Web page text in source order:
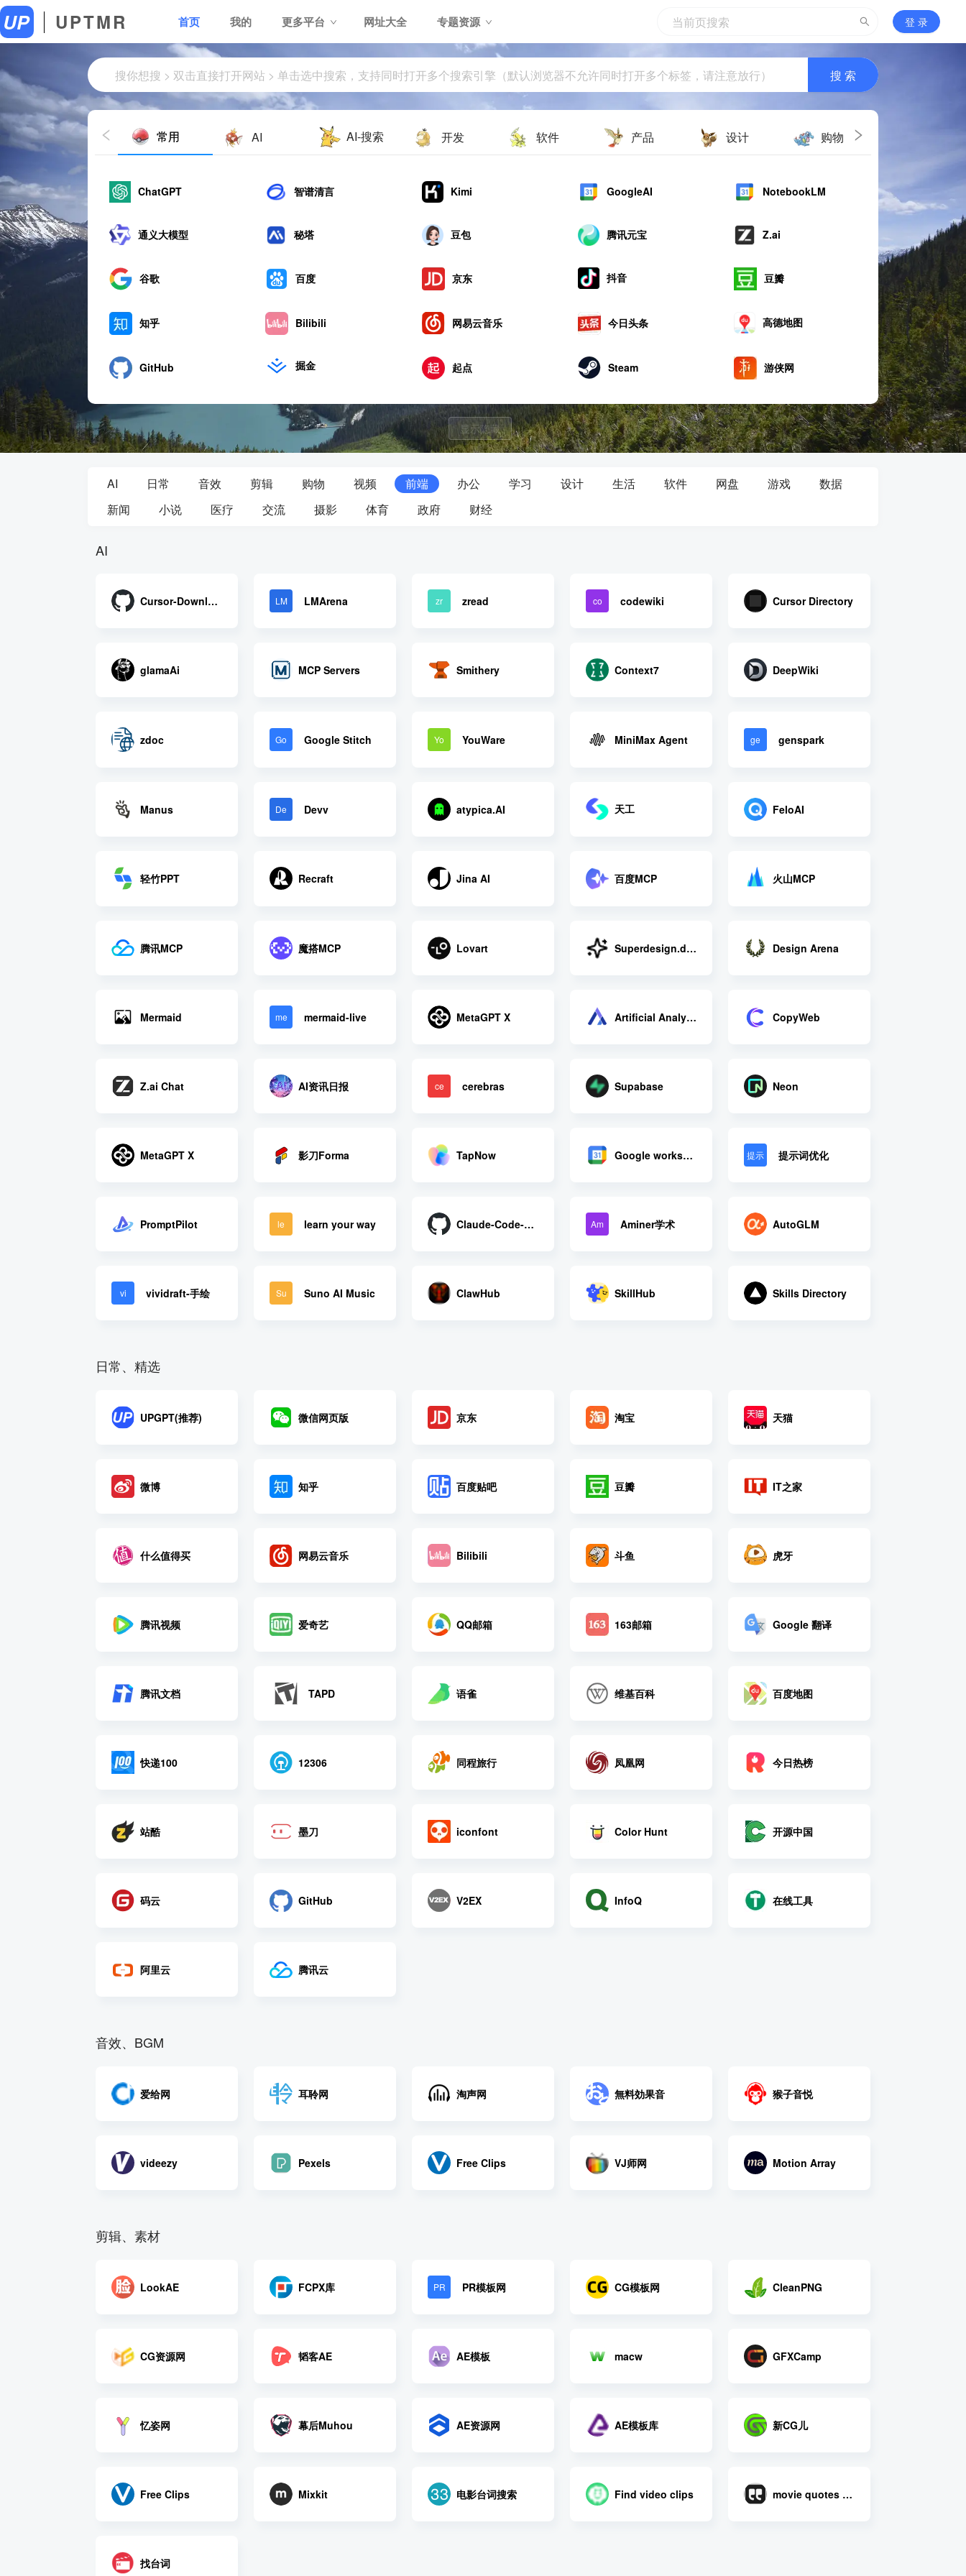
UP UPTMR 首页 我的 更多平台 网址大全 专题资源 登 录
搜 索
常用 AI AI-搜索 开发 软件 产品 设计 购物
ChatGPT 智谱清言 Kimi GoogleAI NotebookLM
通义大模型 秘塔 豆包 腾讯元宝 Z.ai
谷歌 百度 京东 抖音 豆瓣
知乎 Bilibili 网易云音乐 今日头条 高德地图
GitHub 掘金 起点 Steam 游侠网
IT之家 飞书 YouTube Polymarket 有道翻译
Grok
GitHub
即梦AI
LM Studio
An
显示隐藏
AI 日常 音效 剪辑 购物 视频 前端 办公 学习 设计 生活 软件 网盘 游戏
数据
新闻
小说 医疗 交流 摄影 体育 政府 财经
AI
Cursor-Download LM LMArena zr zread co codewiki Cursor Directory
glamaAi MCP Servers Smithery Context7 DeepWiki
zdoc Go Google Stitch Yo YouWare MiniMax Agent ge genspark
Manus De Devv atypica.AI 天工 FeloAI
轻竹PPT Recraft Jina AI 百度MCP 火山MCP
腾讯MCP 魔搭MCP Lovart Superdesign.dev Design Arena
Mermaid me mermaid-live MetaGPT X Artificial Analysis CopyWeb
Z.ai Chat AI资讯日报 ce cerebras Supabase Neon
MetaGPT X 影刀Forma TapNow Google workspace 提示 提示词优化
PromptPilot le learn your way Claude-Code-逆向 Am Aminer学术 AutoGLM
vi vividraft-手绘 Su Suno AI Music ClawHub SkillHub Skills Directory
日常、精选
UPGPT(推荐) 微信网页版 京东 淘宝 天猫
微博 知乎 百度贴吧 豆瓣 IT之家
什么值得买 网易云音乐 Bilibili 斗鱼 虎牙
腾讯视频 爱奇艺 QQ邮箱 163邮箱 Google 翻译
腾讯文档 TAPD 语雀 维基百科 百度地图
快递100 12306 同程旅行 凤凰网 今日热榜
站酷 墨刀 iconfont Color Hunt 开源中国
码云 GitHub V2EX InfoQ 在线工具
阿里云 腾讯云
音效、BGM
爱给网 耳聆网 淘声网 無料効果音 猴子音悦
videezy Pexels Free Clips VJ师网 Motion Array
剪辑、素材
LookAE FCPX库 PR PR模板网 CG模板网 CleanPNG
CG资源网 韬客AE AE模板 macw GFXCamp
忆姿网 幕后Muhou AE资源网 AE模板库 新CG儿
Free Clips Mixkit 电影台词搜索 Find video clips movie quotes database
找台词